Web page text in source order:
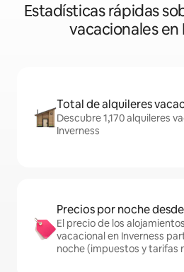
Estadísticas rápidas
vacacionales en
Total de alquileres
Descubre 1,170 alquileres
Inverness
Precios por noche desde
El precio de los
vacacional en Inverness
noche (impuestos y tarifas